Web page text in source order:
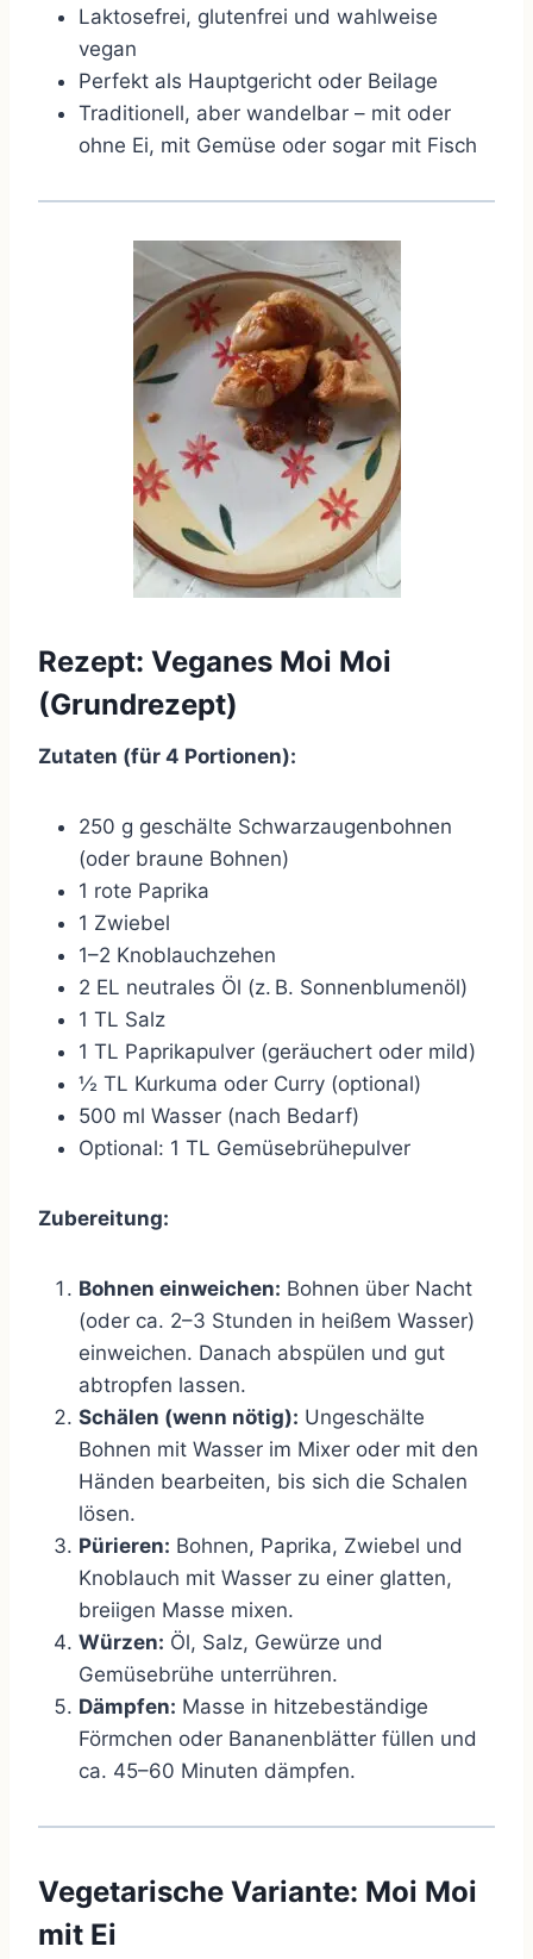
Laktosefrei, glutenfrei und wahlweise
vegan
Perfekt als Hauptgericht oder Beilage
Traditionell, aber wandelbar – mit oder
ohne Ei, mit Gemüse oder sogar mit Fisch
Rezept: Veganes Moi Moi
(Grundrezept)
Zutaten (für 4 Portionen):
250 g geschälte Schwarzaugenbohnen
(oder braune Bohnen)
1 rote Paprika
1 Zwiebel
1–2 Knoblauchzehen
2 EL neutrales Öl (z. B. Sonnenblumenöl)
1 TL Salz
1 TL Paprikapulver (geräuchert oder mild)
½ TL Kurkuma oder Curry (optional)
500 ml Wasser (nach Bedarf)
Optional: 1 TL Gemüsebrühepulver
Zubereitung:
Bohnen einweichen: Bohnen über Nacht
(oder ca. 2–3 Stunden in heißem Wasser)
einweichen. Danach abspülen und gut
abtropfen lassen.
Schälen (wenn nötig): Ungeschälte
Bohnen mit Wasser im Mixer oder mit den
Händen bearbeiten, bis sich die Schalen
lösen.
Pürieren: Bohnen, Paprika, Zwiebel und
Knoblauch mit Wasser zu einer glatten,
breiigen Masse mixen.
Würzen: Öl, Salz, Gewürze und
Gemüsebrühe unterrühren.
Dämpfen: Masse in hitzebeständige
Förmchen oder Bananenblätter füllen und
ca. 45–60 Minuten dämpfen.
Vegetarische Variante: Moi Moi
mit Ei